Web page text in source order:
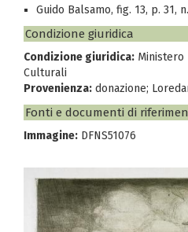
Guido Balsamo, fig. 13, p. 31,
Condizione giuridica
Condizione giuridica: Ministero
Culturali
Provenienza: donazione;
Fonti e documenti di
Immagine: DFNS51076